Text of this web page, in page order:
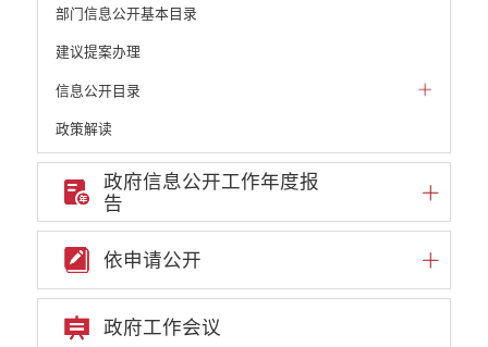
部门信息公开基本目录
建议提案办理
信息公开目录
政策解读
机构职能和权责清单
自然资源政务公开
重点领域信息公开
部门单位专栏
政府信息公开工作年度报
告
依申请公开
政府工作会议